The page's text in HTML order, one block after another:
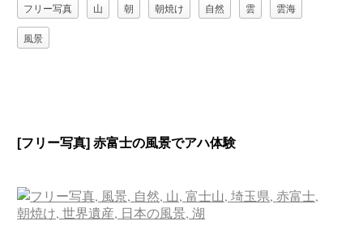
フリー写真 山 朝 朝焼け 自然 雲 雲海
風景
[フリー写真] 赤富士の風景でアハ体験